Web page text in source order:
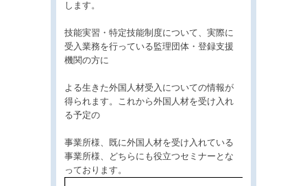
します。
技能実習・特定技能制度について、実際に
受入業務を行っている監理団体・登録支援
機関の方に
よる生きた外国人材受入についての情報が
得られます。これから外国人材を受け入れ
る予定の
事業所様、既に外国人材を受け入れている
事業所様、どちらにも役立つセミナーとな
っております。